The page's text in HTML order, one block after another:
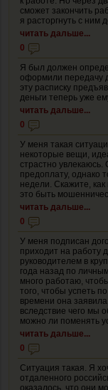
сможет закончить
я расторгнуть с ним
читать дальше...
0
Я был должен
оформили передачу
эту расписку
деньги теперь уже
читать дальше...
0
У меня такая
некоторые вещи,
страстно
предоплату, однако
недели. Скажите,
это быть
читать дальше...
0
У меня подписан
приходит на работу
руководителем в
года назад по
много работаю,
того, чтобы успеть
времени она
вследствие чего мы
можно ли поменять
читать дальше...
0
Ситуация такая. Я
отдаленного
оказалось, что они